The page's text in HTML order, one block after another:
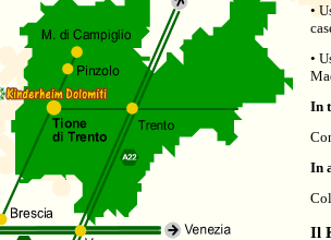
•
•
In
In
Il